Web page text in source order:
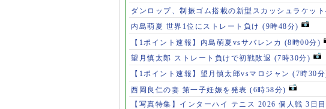
ダンロップ、制振ゴム搭載の新型スカッシュラケッ
内島萌夏 世界1位にストレート負け (9時48分)
【1ポイント速報】内島萌夏vsサバレンカ (8時00分)
望月慎太郎 ストレート負けで初戦敗退 (7時30分)
【1ポイント速報】望月慎太郎vsマロジャン (7時30
西岡良仁の妻 第一子妊娠を発表 (6時58分)
【写真特集】インターハイ テニス 2026 個人戦 3日目